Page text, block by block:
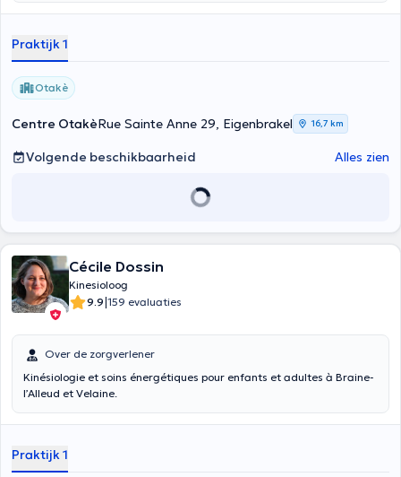
Praktijk 1
Otakè
Centre OtakèRue Sainte Anne 29, Eigenbrakel 16,7 km
Volgende beschikbaarheid Alles zien
Cécile Dossin
Kinesioloog
9.9|159 evaluaties
Over de zorgverlener
Kinésiologie et soins énergétiques pour enfants et adultes à Braine-
l’Alleud et Velaine.
Praktijk 1